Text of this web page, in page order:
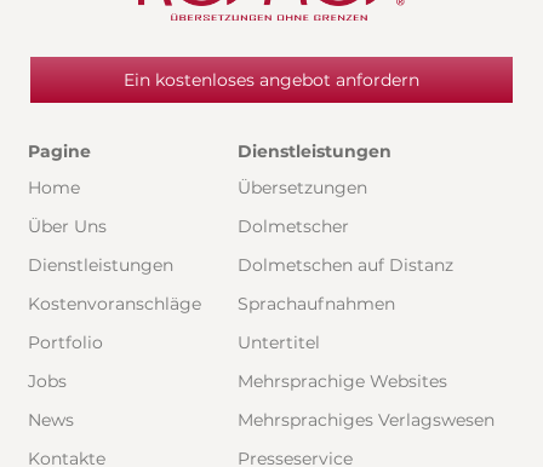
Ein kostenloses angebot anfordern
Pagine
Home
Über Uns
Dienstleistungen
Kostenvoranschläge
Portfolio
Jobs
News
Kontakte
Dienstleistungen
Übersetzungen
Dolmetscher
Dolmetschen auf Distanz
Sprachaufnahmen
Untertitel
Mehrsprachige Websites
Mehrsprachiges Verlagswesen
Presseservice